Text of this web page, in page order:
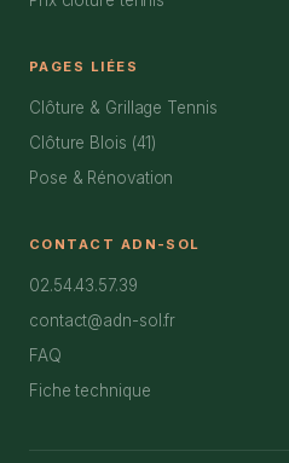
PAGES LIÉES
Clôture & Grillage Tennis
Clôture Blois (41)
Pose & Rénovation
CONTACT ADN-SOL
02.54.43.57.39
contact@adn-sol.fr
FAQ
Fiche technique